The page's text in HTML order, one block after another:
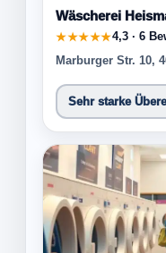
Wäscherei
★★★★★4,3 · 6
Marburger Str. 10,
Sehr starke